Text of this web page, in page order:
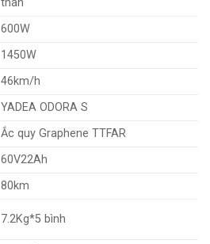
600W
1450W
46km/h
YADEA ODORA S
Ắc quy Graphene TTFAR
60V22Ah
80km
7.2Kg*5 bình